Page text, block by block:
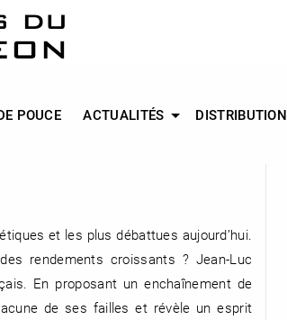
POUCE ACTUALITÉS DISTRIBUTION
et les plus débattues aujourd’hui.
rendements croissants ? Jean-Luc
En proposant un enchaînement de
de ses failles et révèle un esprit